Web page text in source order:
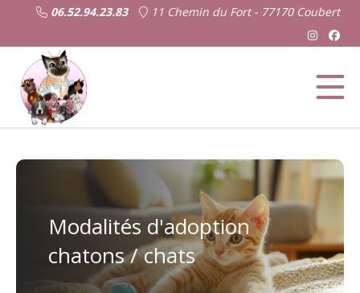
06.52.94.23.83 11 Chemin du Fort - 77170 Coubert
Modalités d'adoption
chatons / chats